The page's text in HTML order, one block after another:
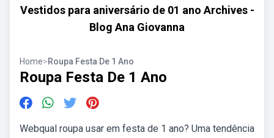
Vestidos para aniversário de 01 ano Archives -
Blog Ana Giovanna
Home>Roupa Festa De 1 Ano
Roupa Festa De 1 Ano
Webqual roupa usar em festa de 1 ano? Uma tendência